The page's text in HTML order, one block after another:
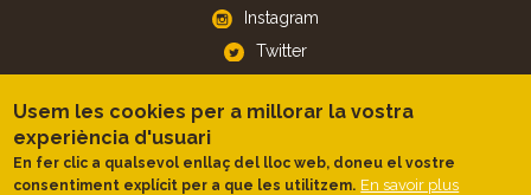
Instagram
Twitter
APP
iOS
Android
Usem les cookies per a millorar la vostra
experiència d'usuari
En fer clic a qualsevol enllaç del lloc web, doneu el vostre
consentiment explícit per a que les utilitzem. En savoir plus